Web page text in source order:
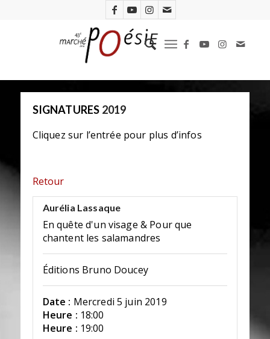
SIGNATURES 2019
Cliquez sur l’entrée pour plus d’infos
Retour
Aurélia Lassaque
En quête d'un visage & Pour que
chantent les salamandres
Éditions Bruno Doucey
Date : Mercredi 5 juin 2019
Heure : 18:00
Heure : 19:00